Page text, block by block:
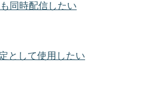
同時配信したい
として使用したい